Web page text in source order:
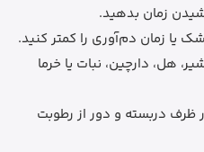
یا زمان دم‌آوری را کمتر کنید.
هل، دارچین، نبات یا خرما
ظرف دربسته و دور از رطوبت